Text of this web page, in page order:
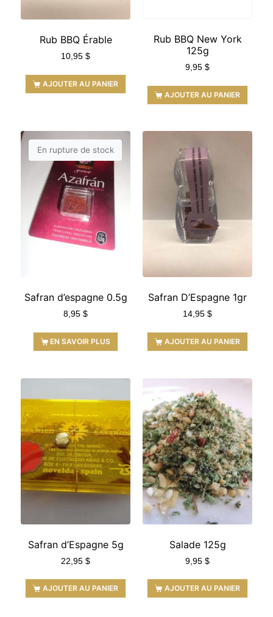
Rub BBQ Érable
10,95 $
AJOUTER AU PANIER
Rub BBQ New York
125g
9,95 $
AJOUTER AU PANIER
En rupture de stock
Safran d’espagne 0.5g
8,95 $
EN SAVOIR PLUS
Safran D’Espagne 1gr
14,95 $
AJOUTER AU PANIER
Safran d’Espagne 5g
22,95 $
AJOUTER AU PANIER
Salade 125g
9,95 $
AJOUTER AU PANIER